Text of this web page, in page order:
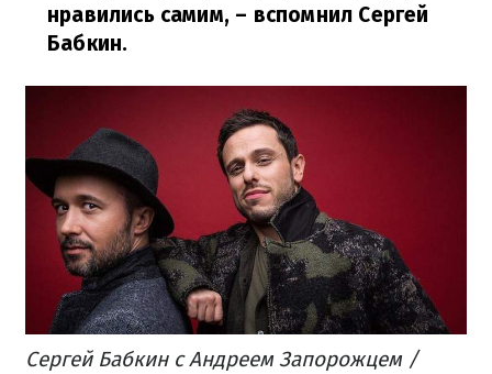
нравились самим, – вспомнил Сергей
Бабкин.
Сергей Бабкин с Андреем Запорожцем /